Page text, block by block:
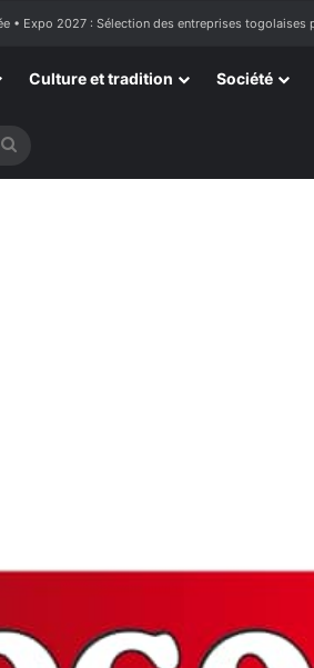
approuve « l’aide à mourir »
Culture et tradition Société